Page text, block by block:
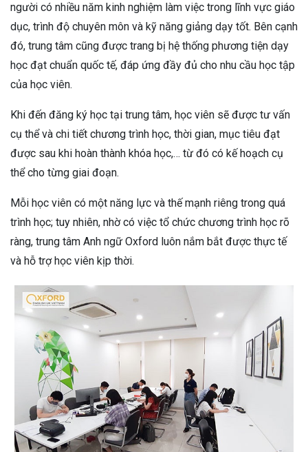
người có nhiều năm kinh nghiệm làm việc trong lĩnh vực giáo
dục, trình độ chuyên môn và kỹ năng giảng dạy tốt. Bên cạnh
đó, trung tâm cũng được trang bị hệ thống phương tiện dạy
học đạt chuẩn quốc tế, đáp ứng đầy đủ cho nhu cầu học tập
của học viên.
Khi đến đăng ký học tại trung tâm, học viên sẽ được tư vấn
cụ thể và chi tiết chương trình học, thời gian, mục tiêu đạt
được sau khi hoàn thành khóa học,… từ đó có kế hoạch cụ
thể cho từng giai đoạn.
Mỗi học viên có một năng lực và thế mạnh riêng trong quá
trình học; tuy nhiên, nhờ có việc tổ chức chương trình học rõ
ràng, trung tâm Anh ngữ Oxford luôn nắm bắt được thực tế
và hỗ trợ học viên kịp thời.